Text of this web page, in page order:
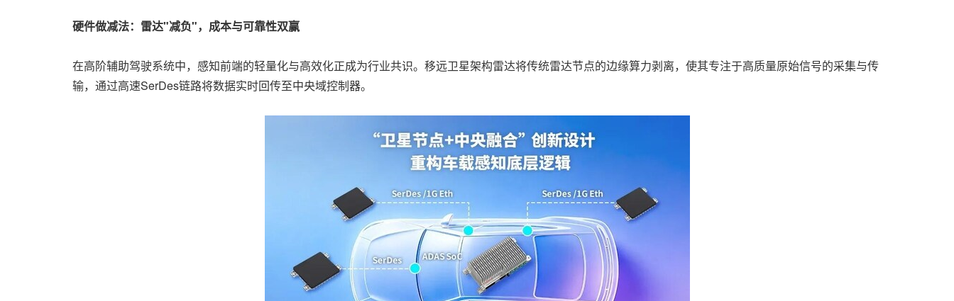
硬件做减法：雷达"减负"，成本与可靠性双赢
在高阶辅助驾驶系统中，感知前端的轻量化与高效化正成为行业共识。移远卫星架构雷达将传统雷达节点的边缘算力剥离，使其专注于高质量原始信号的采集与传
输，通过高速SerDes链路将数据实时回传至中央域控制器。